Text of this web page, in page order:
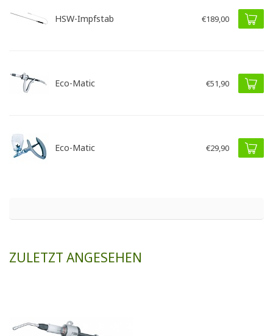
HSW-Impfstab €189,00
Eco-Matic €51,90
Eco-Matic €29,90
ZULETZT ANGESEHEN